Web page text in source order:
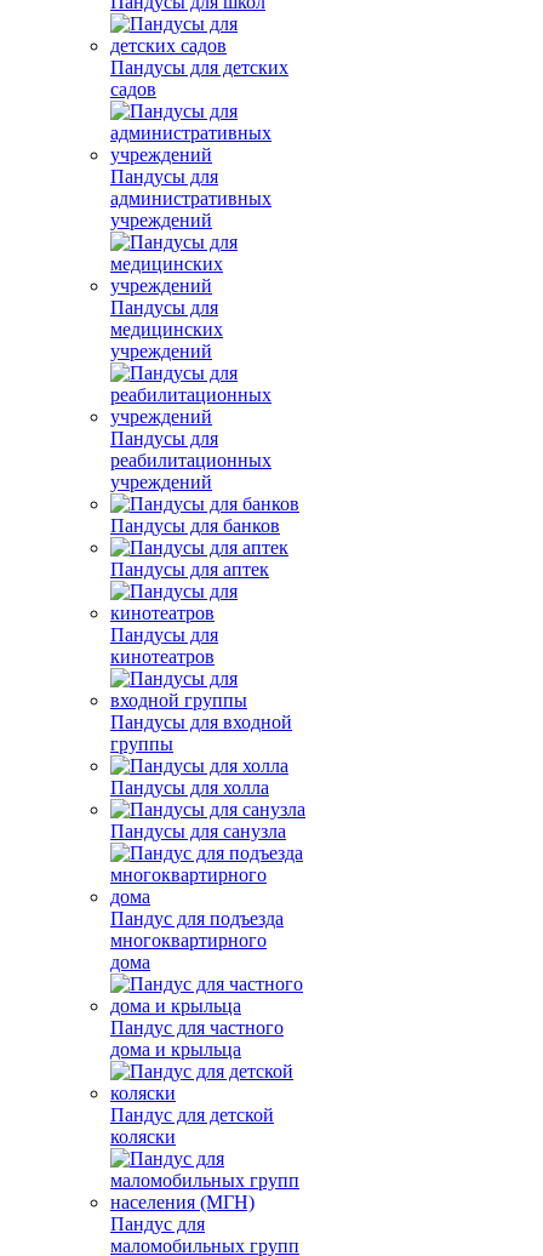
Пандусы для детских
садов
Пандусы для
административных
учреждений
Пандусы для
медицинских
учреждений
Пандусы для
реабилитационных
учреждений
Пандусы для банков
Пандусы для аптек
Пандусы для
кинотеатров
Пандусы для входной
группы
Пандусы для холла
Пандусы для санузла
Пандус для подъезда
многоквартирного
дома
Пандус для частного
дома и крыльца
Пандус для детской
коляски
Пандус для
маломобильных групп